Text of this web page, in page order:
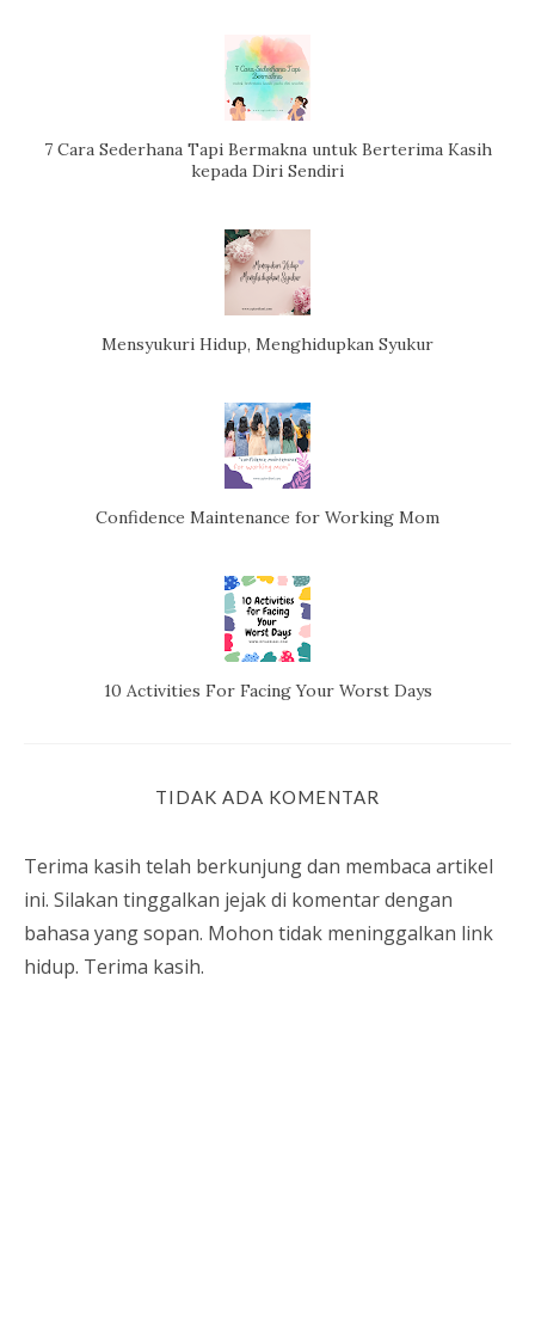
7 Cara Sederhana Tapi Bermakna untuk Berterima Kasih
kepada Diri Sendiri
Mensyukuri Hidup, Menghidupkan Syukur
Confidence Maintenance for Working Mom
10 Activities For Facing Your Worst Days
TIDAK ADA KOMENTAR
Terima kasih telah berkunjung dan membaca artikel
ini. Silakan tinggalkan jejak di komentar dengan
bahasa yang sopan. Mohon tidak meninggalkan link
hidup. Terima kasih.